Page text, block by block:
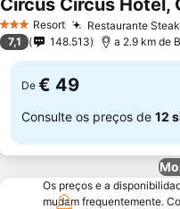
3 EstrelasResort Restaurante
Circus Circus Hotel,
7,1 148.513 a 2.9 km de
De € 49
Consulte os preços de 12
Os preços e a
mudam frequentemente.